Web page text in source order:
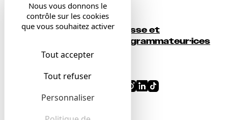
Contact
Billetterie
Presse et
programmateur·ices
Mentions légales
Nous vous donnons le
contrôle sur les cookies
que vous souhaitez activer
Tout accepter
Tout refuser
Personnaliser